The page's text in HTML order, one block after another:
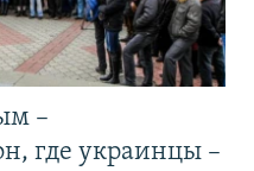
–
где украинцы –